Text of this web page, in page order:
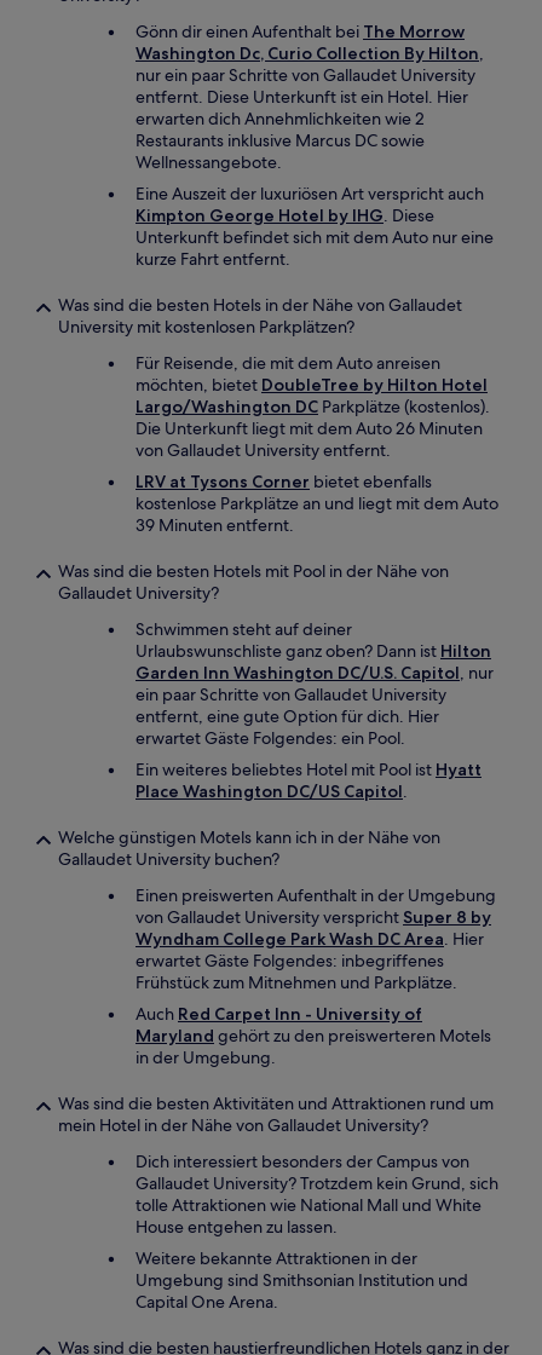
Gönn dir einen Aufenthalt bei The Morrow
Washington Dc, Curio Collection By Hilton,
nur ein paar Schritte von Gallaudet University
entfernt. Diese Unterkunft ist ein Hotel. Hier
erwarten dich Annehmlichkeiten wie 2
Restaurants inklusive Marcus DC sowie
Wellnessangebote.
Eine Auszeit der luxuriösen Art verspricht auch
Kimpton George Hotel by IHG. Diese
Unterkunft befindet sich mit dem Auto nur eine
kurze Fahrt entfernt.
Was sind die besten Hotels in der Nähe von Gallaudet
University mit kostenlosen Parkplätzen?
Für Reisende, die mit dem Auto anreisen
möchten, bietet DoubleTree by Hilton Hotel
Largo/Washington DC Parkplätze (kostenlos).
Die Unterkunft liegt mit dem Auto 26 Minuten
von Gallaudet University entfernt.
LRV at Tysons Corner bietet ebenfalls
kostenlose Parkplätze an und liegt mit dem Auto
39 Minuten entfernt.
Was sind die besten Hotels mit Pool in der Nähe von
Gallaudet University?
Schwimmen steht auf deiner
Urlaubswunschliste ganz oben? Dann ist Hilton
Garden Inn Washington DC/U.S. Capitol, nur
ein paar Schritte von Gallaudet University
entfernt, eine gute Option für dich. Hier
erwartet Gäste Folgendes: ein Pool.
Ein weiteres beliebtes Hotel mit Pool ist Hyatt
Place Washington DC/US Capitol.
Welche günstigen Motels kann ich in der Nähe von
Gallaudet University buchen?
Einen preiswerten Aufenthalt in der Umgebung
von Gallaudet University verspricht Super 8 by
Wyndham College Park Wash DC Area. Hier
erwartet Gäste Folgendes: inbegriffenes
Frühstück zum Mitnehmen und Parkplätze.
Auch Red Carpet Inn - University of
Maryland gehört zu den preiswerteren Motels
in der Umgebung.
Was sind die besten Aktivitäten und Attraktionen rund um
mein Hotel in der Nähe von Gallaudet University?
Dich interessiert besonders der Campus von
Gallaudet University? Trotzdem kein Grund, sich
tolle Attraktionen wie National Mall und White
House entgehen zu lassen.
Weitere bekannte Attraktionen in der
Umgebung sind Smithsonian Institution und
Capital One Arena.
Was sind die besten haustierfreundlichen Hotels ganz in der